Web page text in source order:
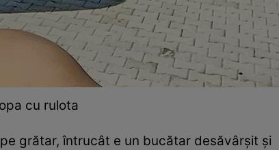
cu rulota
grătar, întrucât e un bucătar desăvârşit şi